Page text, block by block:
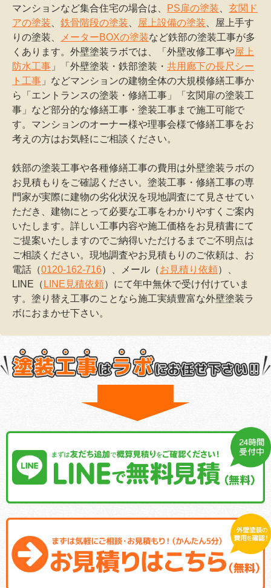
マンションなど集合住宅の場合は、
PS扉の塗装、 玄関ド
アの塗装、 鉄骨階段の塗装、 屋上設備の塗装、屋上手す
りの塗装、
メーターBOXの塗装など鉄部の塗装工事が多
くあります。外壁塗装ラボでは、「外壁改修工事や屋上
防水工事 」「外壁塗装・鉄部塗装・ 共用廊下の長尺シー
ト工事 」などマンションの建物全体の大規模修繕工事か
ら「エントランスの塗装・修繕工事」「玄関扉の塗装工
事」など部分的な修繕工事・塗装工事まで施工可能で
す。マンションのオーナー様や理事会様で修繕工事をお
考えの方はお気軽にご相談ください。
鉄部の塗装工事や各種修繕工事の費用は外壁塗装ラボの
お見積もりをご確認ください。塗装工事・修繕工事の専
門家が実際に建物の劣化状況を現地調査にて見させてい
ただき、建物にとって必要な工事をわかりやすくご案内
いたします。詳しい工事内容や施工価格をお見積書にて
ご提案いたしますのでご納得いただけるまでご不明点は
ご相談ください。現地調査やお見積もりのご依頼は、お
電話（0120-162-716）、メール（お見積り依頼）、
LINE（ LINE見積依頼）にて年中無休で受け付けていま
す。塗り替え工事のことなら施工実績豊富な外壁塗装ラ
ボにおまかせ下さい。